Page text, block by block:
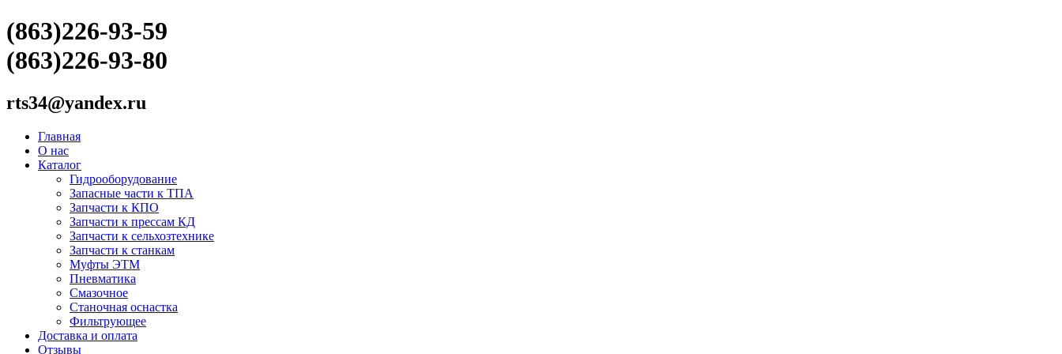
(863)226-93-59
(863)226-93-80
rts34@yandex.ru
Главная
О нас
Каталог
Гидрооборудование
Запасные части к ТПА
Запчасти к КПО
Запчасти к прессам КД
Запчасти к сельхозтехнике
Запчасти к станкам
Муфты ЭТМ
Пневматика
Смазочное
Станочная оснастка
Фильтрующее
Доставка и оплата
Отзывы